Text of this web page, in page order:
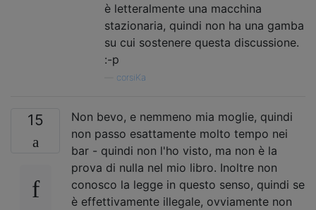
è letteralmente una macchina
stazionaria, quindi non ha una gamba
su cui sostenere questa discussione.
:-p
corsiKa
15
Non bevo, e nemmeno mia moglie, quindi
non passo esattamente molto tempo nei
bar - quindi non l'ho visto, ma non è la
prova di nulla nel mio libro. Inoltre non
conosco la legge in questo senso, quindi se
è effettivamente illegale, ovviamente non